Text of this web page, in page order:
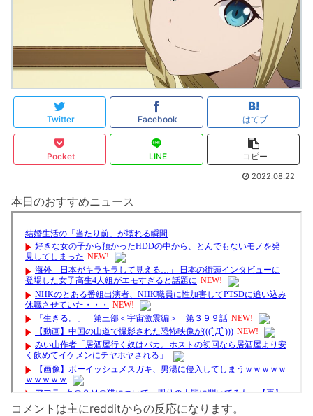
Twitter Facebook はてブ
Pocket LINE コピー
2022.08.22
本日のおすすめニュース
コメントは主にredditからの反応になります。